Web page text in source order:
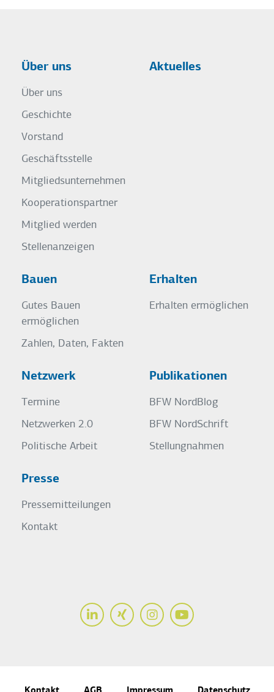
Über uns
Über uns
Geschichte
Vorstand
Geschäftsstelle
Mitgliedsunternehmen
Kooperationspartner
Mitglied werden
Stellenanzeigen
Aktuelles
Bauen
Gutes Bauen
ermöglichen
Zahlen, Daten, Fakten
Erhalten
Erhalten ermöglichen
Netzwerk
Termine
Netzwerken 2.0
Politische Arbeit
Publikationen
BFW NordBlog
BFW NordSchrift
Stellungnahmen
Presse
Pressemitteilungen
Kontakt
LinkedInXing InstagramYoutube